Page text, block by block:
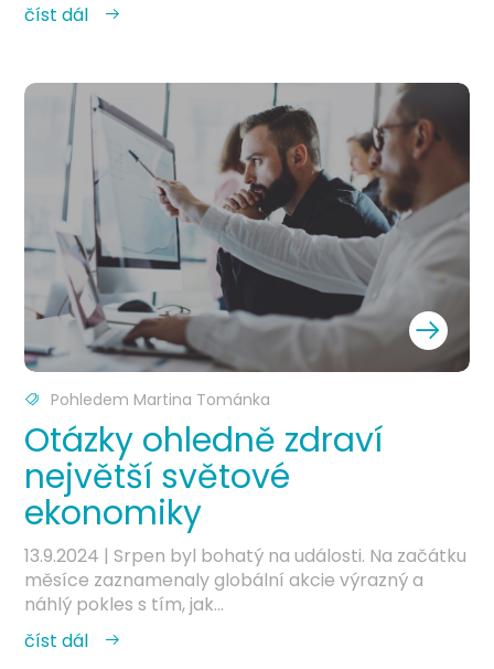
číst dál
Pohledem Martina Tománka
Otázky ohledně zdraví
největší světové
ekonomiky
13.9.2024 | Srpen byl bohatý na události. Na začátku
měsíce zaznamenaly globální akcie výrazný a
náhlý pokles s tím, jak...
číst dál